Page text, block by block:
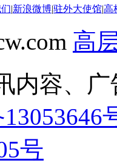
|新浪微博|驻外大使馆|高
高
内容、
号